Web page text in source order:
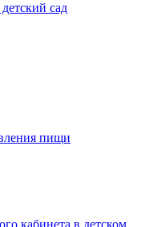
сад
пищи
кабинета в детском